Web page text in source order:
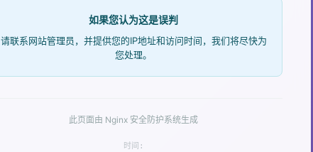
如果您认为这是误判
请联系网站管理员，并提供您的IP地址和访问时间，我们将尽快为
您处理。
此页面由 Nginx 安全防护系统生成
时间: